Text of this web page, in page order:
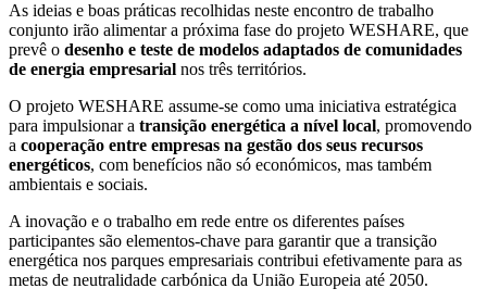
As ideias e boas práticas recolhidas neste encontro de trabalho
conjunto irão alimentar a próxima fase do projeto WESHARE, que
prevê o desenho e teste de modelos adaptados de comunidades
de energia empresarial nos três territórios.
O projeto WESHARE assume-se como uma iniciativa estratégica
para impulsionar a transição energética a nível local, promovendo
a cooperação entre empresas na gestão dos seus recursos
energéticos, com benefícios não só económicos, mas também
ambientais e sociais.
A inovação e o trabalho em rede entre os diferentes países
participantes são elementos-chave para garantir que a transição
energética nos parques empresariais contribui efetivamente para as
metas de neutralidade carbónica da União Europeia até 2050.